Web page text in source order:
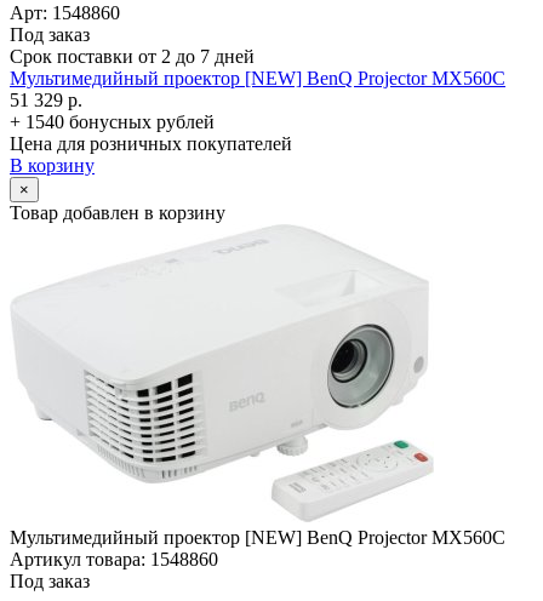
Арт: 1548860
Под заказ
Срок поставки от 2 до 7 дней
Мультимедийный проектор [NEW] BenQ Projector MX560C
51 329 р.
+ 1540 бонусных рублей
Цена для розничных покупателей
В корзину
×
Товар добавлен в корзину
Мультимедийный проектор [NEW] BenQ Projector MX560C
Артикул товара: 1548860
Под заказ